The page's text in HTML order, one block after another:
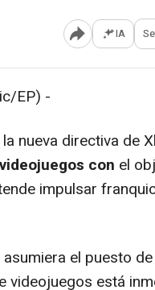
Abrir IA
EP) -
nueva directiva de
con el
impulsar
el puesto de
videojuegos está